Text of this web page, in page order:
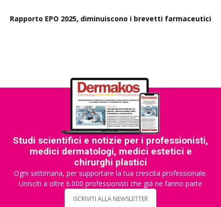
Rapporto EPO 2025, diminuiscono i brevetti farmaceutici
Studi scientifici e notizie per i professionisti,
medici dermatologi, medici estetici e
chirurghi plastici
Ogni settimana, per supportare la tua crescita professionale.
Unisciti a oltre 6.000 professionisti che già ne fanno parte
ISCRIVITI ALLA NEWSLETTER